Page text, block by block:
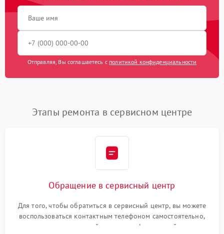
Отправляя, Вы соглашаетесь с политикой конфиденциальности
Этапы ремонта в сервисном центре
Обращение в сервисный центр
Для того, чтобы обратиться в сервисный центр, вы можете
воспользоваться контактным телефоном самостоятельно,
или оставить свой номер телефона на сайте